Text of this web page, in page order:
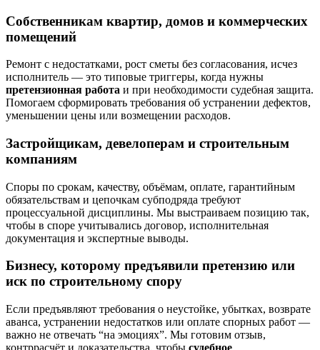
Собственникам квартир, домов и коммерческих
помещений
Ремонт с недостатками, рост сметы без согласования, исчез
исполнитель — это типовые триггеры, когда нужны
претензионная работа и при необходимости судебная защита.
Помогаем сформировать требования об устранении дефектов,
уменьшении цены или возмещении расходов.
Застройщикам, девелоперам и строительным
компаниям
Споры по срокам, качеству, объёмам, оплате, гарантийным
обязательствам и цепочкам субподряда требуют
процессуальной дисциплины. Мы выстраиваем позицию так,
чтобы в споре учитывались договор, исполнительная
документация и экспертные выводы.
Бизнесу, которому предъявили претензию или
иск по строительному спору
Если предъявляют требования о неустойке, убытках, возврате
аванса, устранении недостатков или оплате спорных работ —
важно не отвечать “на эмоциях”. Мы готовим отзыв,